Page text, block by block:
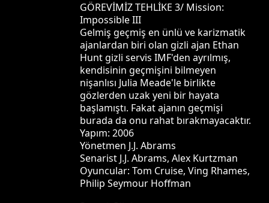
GÖREVİMİZ TEHLİKE 3/ Mission:
Impossible III
Gelmiş geçmiş en ünlü ve karizmatik
ajanlardan biri olan gizli ajan Ethan
Hunt gizli servis IMF'den ayrılmış,
kendisinin geçmişini bilmeyen
nişanlısı Julia Meade'le birlikte
gözlerden uzak yeni bir hayata
başlamıştı. Fakat ajanın geçmişi
burada da onu rahat bırakmayacaktır.
Yapım: 2006
Yönetmen J.J. Abrams
Senarist J.J. Abrams, Alex Kurtzman
Oyuncular: Tom Cruise, Ving Rhames,
Philip Seymour Hoffman